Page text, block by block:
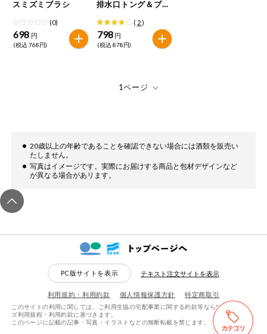
アレルゲン対
応
エシカル
年間登録米
リセットする 検索する
スミズミブラシ
(0)
698 円
(税込 768円)
排水口トング＆ブラ
( 2)
798 円
(税込 878円)
20歳以上の年齢であることを確認できない場合には酒類を販売い
たしません。
写真はイメージです。実際にお届けする商品と包材デザインなど
が異なる場合があリます。
PC版サイトを表示 テキスト注文サイトを表示
利用規約・利用約款 個人情報保護方針 特定商取引
このサイトの利用に関しては、ご利用生協の宅配事業に関する約款等ならびにeフレン
ズ利用規程・利用約款に基づきます。
このページに記載の記事・写真・イラストなどの無断転載を禁じます。